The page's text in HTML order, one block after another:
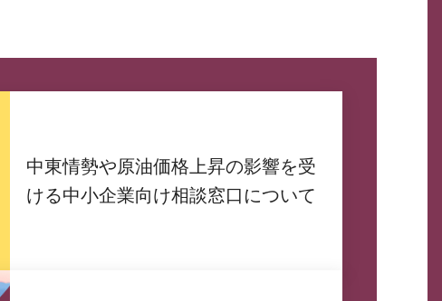
中東情勢や原油価格上昇の影響を受
ける中小企業向け相談窓口について